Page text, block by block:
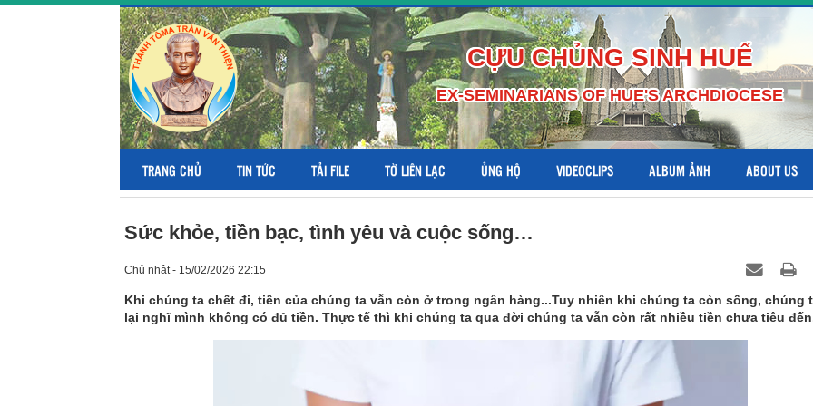
CỰU CHỦNG SINH HUẾ
EX-SEMINARIANS OF HUE'S ARCHDIOCESE
TRANG CHỦ TIN TỨC TẢI FILE TỜ LIÊN LẠC ỦNG HỘ VIDEOCLIPS ALBUM ẢNH ABOUT US
Sức khỏe, tiền bạc, tình yêu và cuộc sống…
Chủ nhật - 15/02/2026 22:15
Khi chúng ta chết đi, tiền của chúng ta vẫn còn ở trong ngân hàng...Tuy nhiên khi chúng ta còn sống, chúng
lại nghĩ mình không có đủ tiền. Thực tế thì khi chúng ta qua đời chúng ta vẫn còn rất nhiều tiền chưa tiêu